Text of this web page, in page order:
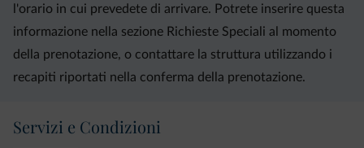
l'orario in cui prevedete di arrivare. Potrete inserire questa
informazione nella sezione Richieste Speciali al momento
della prenotazione, o contattare la struttura utilizzando i
recapiti riportati nella conferma della prenotazione.
Servizi e Condizioni